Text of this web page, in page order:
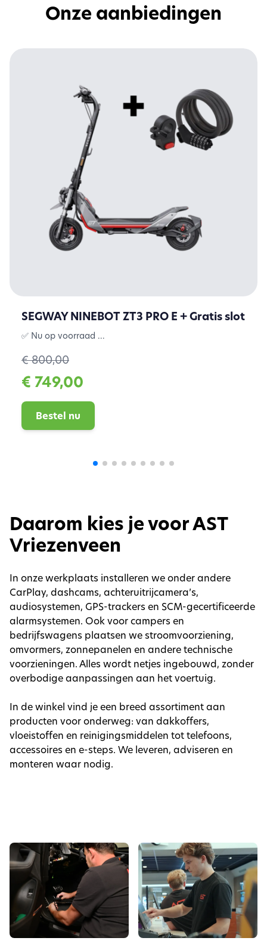
Onze aanbiedingen
SEGWAY NINEBOT ZT3 PRO E + Gratis slot
✅ Nu op voorraad ...
€ 800,00
€ 749,00
Bestel nu
Daarom kies je voor AST
Vriezenveen
In onze werkplaats installeren we onder andere
CarPlay, dashcams, achteruitrijcamera’s,
audiosystemen, GPS-trackers en SCM-gecertificeerde
alarmsystemen. Ook voor campers en
bedrijfswagens plaatsen we stroomvoorziening,
omvormers, zonnepanelen en andere technische
voorzieningen. Alles wordt netjes ingebouwd, zonder
overbodige aanpassingen aan het voertuig.
In de winkel vind je een breed assortiment aan
producten voor onderweg: van dakkoffers,
vloeistoffen en reinigingsmiddelen tot telefoons,
accessoires en e-steps. We leveren, adviseren en
monteren waar nodig.